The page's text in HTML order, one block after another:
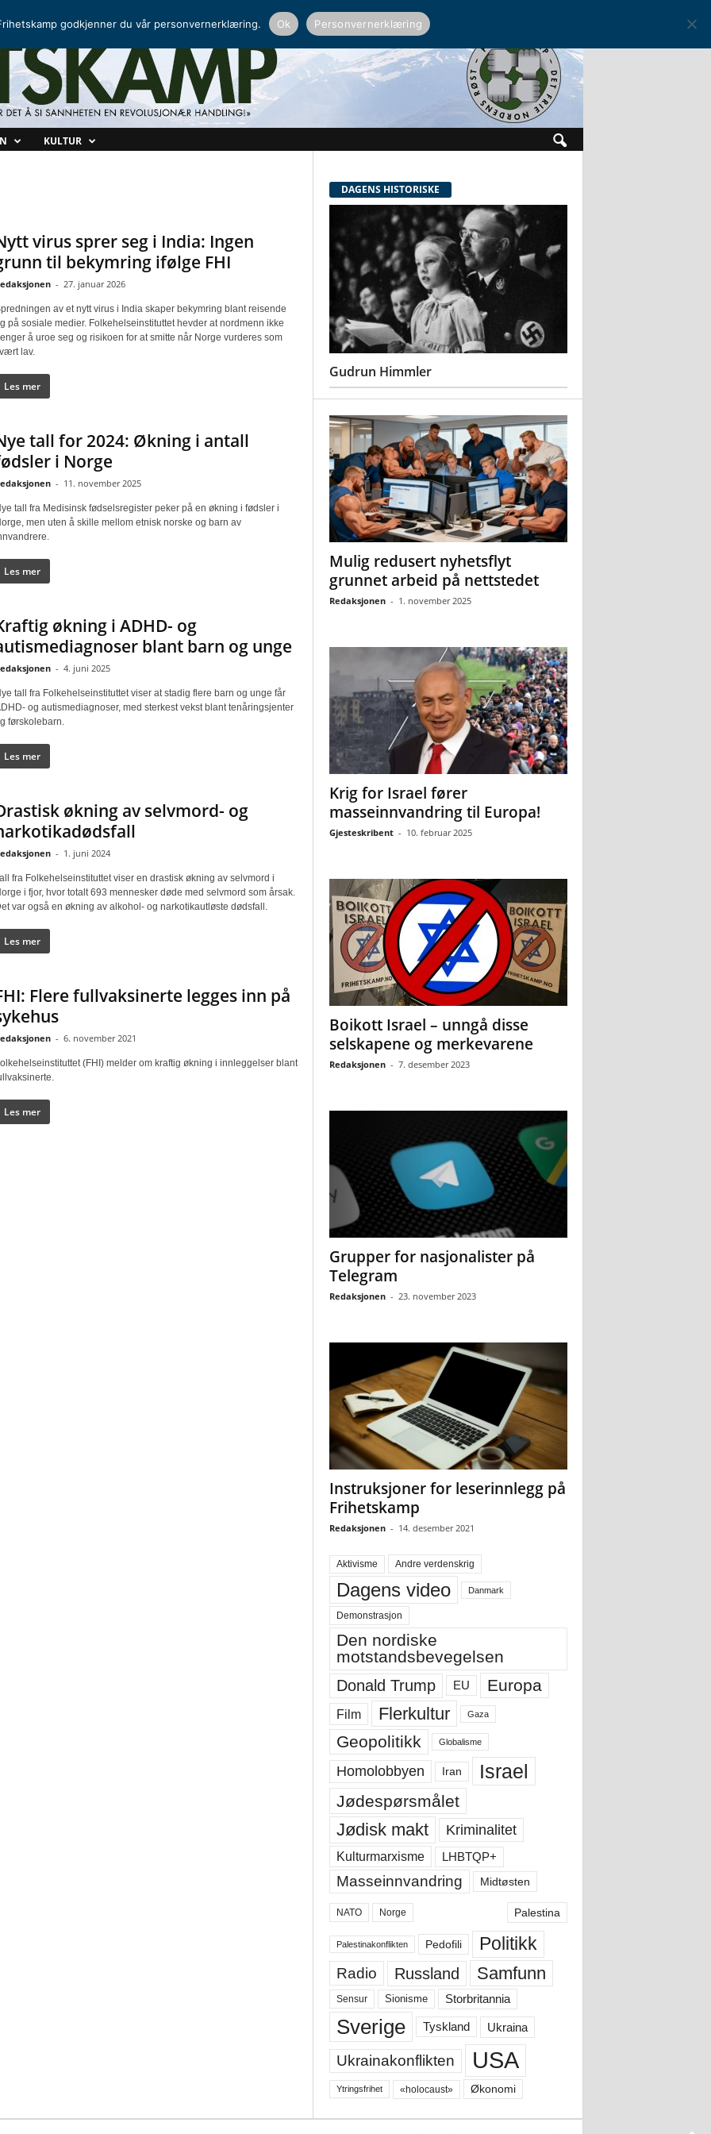
KULTUR
virus sprer seg i India: Ingen
til bekymring ifølge FHI
- 27. januar 2026
av et nytt virus i India skaper bekymring blant reisende
på sosiale medier. Folkehelseinstituttet hevder at nordmenn ikke
å uroe seg og risikoen for at smitte når Norge vurderes som
lav.
Les mer
tall for 2024: Økning i antall
i Norge
- 11. november 2025
tall fra Medisinsk fødselsregister peker på en økning i fødsler i
men uten å skille mellom etnisk norske og barn av
Les mer
økning i ADHD- og
blant barn og unge
- 4. juni 2025
tall fra Folkehelseinstituttet viser at stadig flere barn og unge får
og autismediagnoser, med sterkest vekst blant tenåringsjenter
førskolebarn.
Les mer
økning av selvmord- og
- 1. juni 2024
fra Folkehelseinstituttet viser en drastisk økning av selvmord i
i fjor, hvor totalt 693 mennesker døde med selvmord som årsak.
var også en økning av alkohol- og narkotikautløste dødsfall.
Les mer
Flere fullvaksinerte legges inn på
- 6. november 2021
(FHI) melder om kraftig økning i innleggelser blant
Les mer
DAGENS HISTORISKE
Gudrun Himmler
Mulig redusert nyhetsflyt
grunnet arbeid på nettstedet
Redaksjonen - 1. november 2025
Krig for Israel fører
masseinnvandring til Europa!
Gjesteskribent - 10. februar 2025
Boikott Israel – unngå disse
selskapene og merkevarene
Redaksjonen - 7. desember 2023
Grupper for nasjonalister på
Telegram
Redaksjonen - 23. november 2023
Instruksjoner for leserinnlegg på
Frihetskamp
Redaksjonen - 14. desember 2021
Aktivisme Andre verdenskrig
Dagens video Danmark
Demonstrasjon
Den nordiske
motstandsbevegelsen
Donald Trump EU Europa
Film Flerkultur Gaza
Geopolitikk Globalisme
Homolobbyen Iran Israel
Jødespørsmålet
Jødisk makt Kriminalitet
Kulturmarxisme LHBTQP+
Masseinnvandring Midtøsten
NATO Norge Palestina
Palestinakonflikten Pedofili Politikk
Radio Russland Samfunn
Sensur Sionisme Storbritannia
Sverige Tyskland Ukraina
Ukrainakonflikten USA
Ytringsfrihet «holocaust» Økonomi
godkjenner du vår personvernerklæring. Ok Personvernerklæring